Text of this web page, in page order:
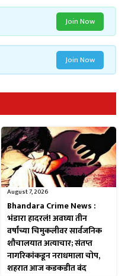
Join Now
Join Now
August 7, 2026
Bhandara Crime News :
भंडारा हादरलं! अवघ्या तीन
वर्षांच्या चिमुकलीवर सार्वजनिक
शौचालयात अत्याचार; संतप्त
नागरिकांकडून नराधमाला चोप,
शहरात आज कडकडीत बंद